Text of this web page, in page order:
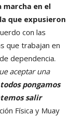
marcha en el
que expusieron
con las
que trabajan en
dependencia.
aceptar una
pongamos
salir
Física y Muay